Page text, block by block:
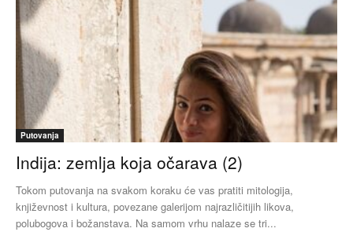
Putovanja
Indija: zemlja koja očarava (2)
Tokom putovanja na svakom koraku će vas pratiti mitologija,
književnost i kultura, povezane galerijom najrazličitijih likova,
polubogova i božanstava. Na samom vrhu nalaze se tri...